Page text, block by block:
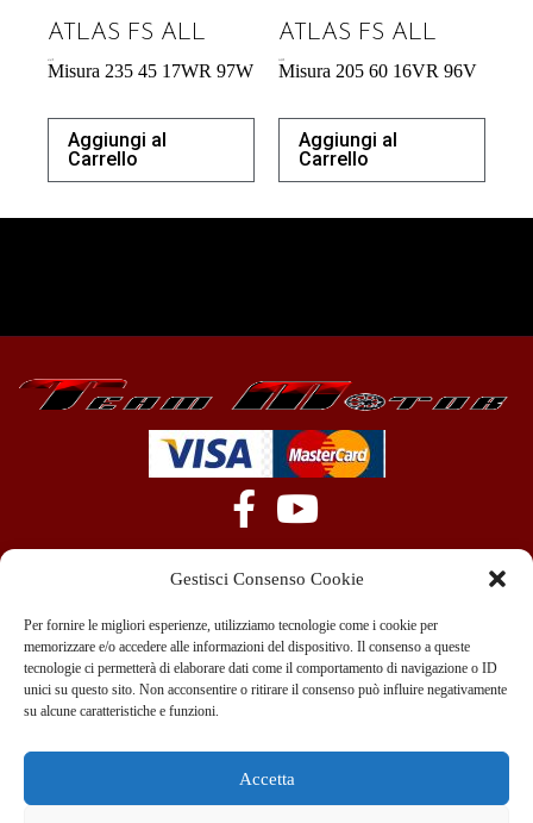
Gestisci Consenso Cookie
Per fornire le migliori esperienze, utilizziamo tecnologie come i cookie per
memorizzare e/o accedere alle informazioni del dispositivo. Il consenso a queste
tecnologie ci permetterà di elaborare dati come il comportamento di navigazione o ID
unici su questo sito. Non acconsentire o ritirare il consenso può influire negativamente
su alcune caratteristiche e funzioni.
Accetta
ATLAS FS ALL
Misura 235 45 17WR 97W
Aggiungi al
Carrello
ATLAS FS ALL
Misura 205 60 16VR 96V
Aggiungi al
Carrello
+39 351 970 89 33
info@teammotor.it